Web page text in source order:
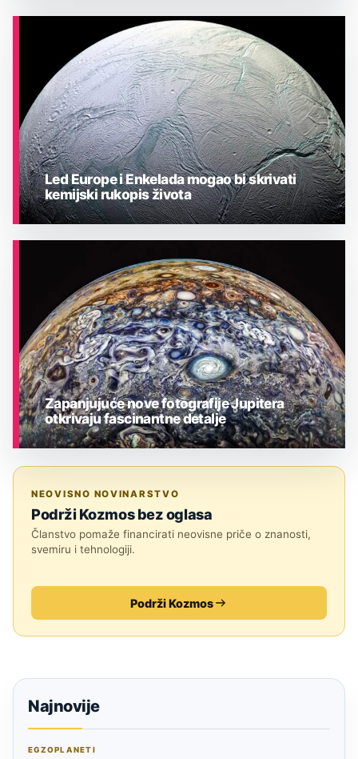
ASTRONOMIJA
Led Europe i Enkelada mogao bi skrivati
kemijski rukopis života
Zapanjujuće nove fotografije Jupitera
otkrivaju fascinantne detalje
NEOVISNO NOVINARSTVO
Podrži Kozmos bez oglasa
Članstvo pomaže financirati neovisne priče o znanosti,
svemiru i tehnologiji.
Podrži Kozmos
Najnovije
EGZOPLANETI